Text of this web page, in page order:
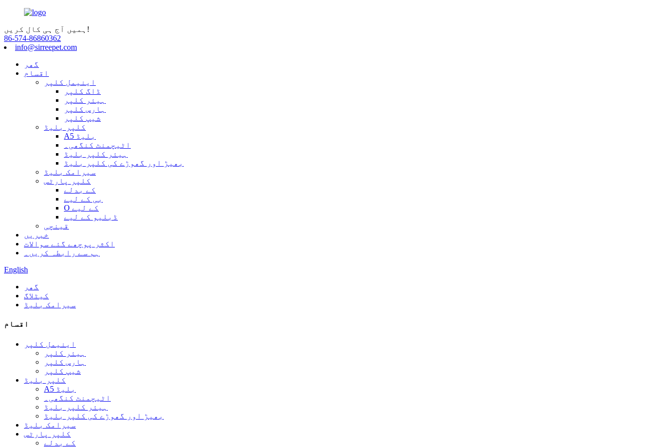
ہمیں آج ہی کال کریں!
86-574-86860362
info@sirreepet.com
گھر
اقسام
اینیمل کلپر
ڈاگ کلپر
ہیئر کلپر
ہارس کلپر
شیپ کلپر
کلپر بلیڈ
A5 بلیڈ
اٹیچمنٹ کنگھی۔
ہیئر کلپر بلیڈ
بھیڑ اور گھوڑے کی کلپر بلیڈ
سیرامک ​​بلیڈ
کلپر پارٹس
کے بدلے
بی کے لیے
O کے لیے
ڈبلیو کے لیے
قینچی
خبریں
اکثر پوچھے گئے سوالات
ہم سے رابطہ کریں۔
English
گھر
کیٹلاگ
سیرامک ​​بلیڈ
اقسام
اینیمل کلپر
ہیئر کلپر
ہارس کلپر
شیپ کلپر
کلپر بلیڈ
A5 بلیڈ
اٹیچمنٹ کنگھی۔
ہیئر کلپر بلیڈ
بھیڑ اور گھوڑے کی کلپر بلیڈ
سیرامک ​​بلیڈ
کلپر پارٹس
کے بدلے